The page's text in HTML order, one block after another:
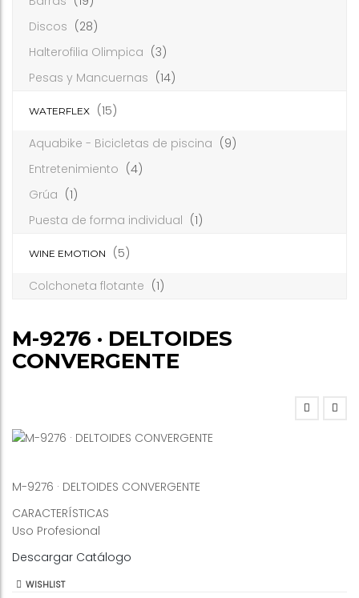
Discos (28)
Halterofilia Olimpica (3)
Pesas y Mancuernas (14)
WATERFLEX (15)
Aquabike - Bicicletas de piscina (9)
Entretenimiento (4)
Grúa (1)
Puesta de forma individual (1)
WINE EMOTION (5)
Colchoneta flotante (1)
M-9276 · DELTOIDES
CONVERGENTE
M-9276 · DELTOIDES CONVERGENTE
CARACTERÍSTICAS
Uso Profesional
Descargar Catálogo
WISHLIST